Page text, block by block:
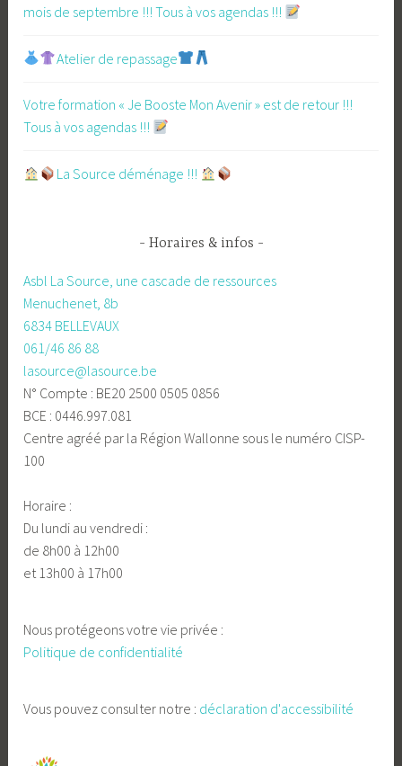
mois de septembre !!! Tous à vos agendas !!!
Atelier de repassage​
Votre formation « Je Booste Mon Avenir » est de retour !!!
Tous à vos agendas !!!
​La Source déménage !!!
Horaires & infos
Asbl La Source, une cascade de ressources
Menuchenet, 8b
6834 BELLEVAUX
061/46 86 88
lasource@lasource.be
N° Compte : BE20 2500 0505 0856
BCE : 0446.997.081
Centre agréé par la Région Wallonne sous le numéro CISP-
100
Horaire :
Du lundi au vendredi :
de 8h00 à 12h00
et 13h00 à 17h00
Nous protégeons votre vie privée :
Politique de confidentialité
Vous pouvez consulter notre : déclaration d'accessibilité